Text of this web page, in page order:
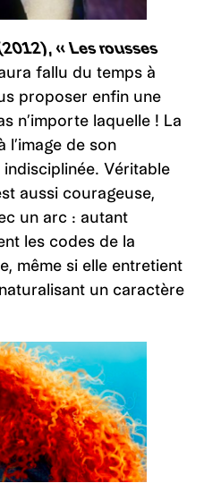
« Les rousses
fallu du temps à
proposer enfin une
n’importe laquelle ! La
l’image de son
Véritable
aussi courageuse,
un arc : autant
les codes de la
même si elle entretient
un caractère